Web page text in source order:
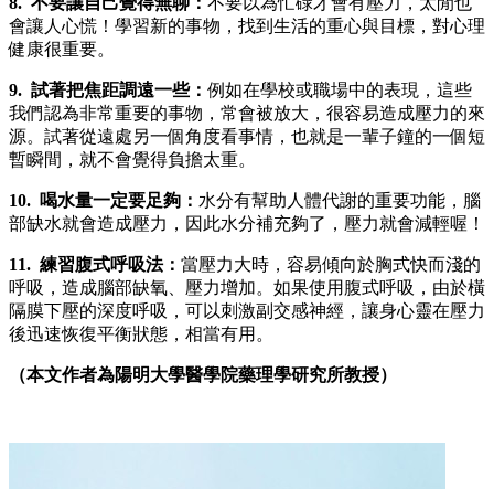
會讓人心慌！學習新的事物，找到生活的重心與目標，對心理
健康很重要。
9. 試著把焦距調遠一些： 例如在學校或職場中的表現，這些
我們認為非常重要的事物，常會被放大，很容易造成壓力的來
源。試著從遠處另一個角度看事情，也就是一輩子鐘的一個短
暫瞬間，就不會覺得負擔太重。
10. 喝水量一定要足夠： 水分有幫助人體代謝的重要功能，腦
部缺水就會造成壓力，因此水分補充夠了，壓力就會減輕喔！
11. 練習腹式呼吸法： 當壓力大時，容易傾向於胸式快而淺的
呼吸，造成腦部缺氧、壓力增加。如果使用腹式呼吸，由於橫
隔膜下壓的深度呼吸，可以刺激副交感神經，讓身心靈在壓力
後迅速恢復平衡狀態，相當有用。
（本文作者為陽明大學醫學院藥理學研究所教授）